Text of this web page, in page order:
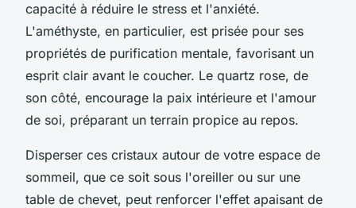
capacité à réduire le stress et l'anxiété.
L'améthyste, en particulier, est prisée pour ses
propriétés de purification mentale, favorisant un
esprit clair avant le coucher. Le quartz rose, de
son côté, encourage la paix intérieure et l'amour
de soi, préparant un terrain propice au repos.
Disperser ces cristaux autour de votre espace de
sommeil, que ce soit sous l'oreiller ou sur une
table de chevet, peut renforcer l'effet apaisant de